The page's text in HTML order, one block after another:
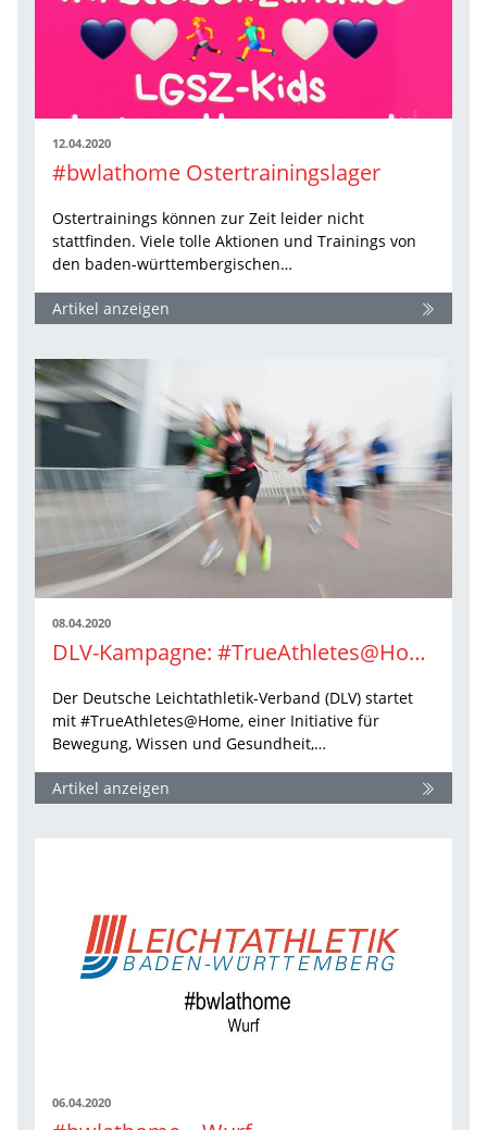
12.04.2020
#bwlathome Ostertrainingslager
Ostertrainings können zur Zeit leider nicht
stattfinden. Viele tolle Aktionen und Trainings von
den baden-württembergischen…
Artikel anzeigen
08.04.2020
DLV-Kampagne: #TrueAthletes@Home
Der Deutsche Leichtathletik-Verband (DLV) startet
mit #TrueAthletes@Home, einer Initiative für
Bewegung, Wissen und Gesundheit,…
Artikel anzeigen
06.04.2020